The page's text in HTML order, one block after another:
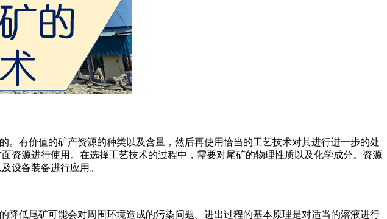
有价值的矿产资源的种类以及含量，然后再使用恰当的工艺技术对其进行进一步的处
资源进行使用。在选择工艺技术的过程中，需要对尾矿的物理性质以及化学成分。资源
设备装备进行应用。
低尾矿可能会对周围环境造成的污染问题。进出过程的基本原理是对适当的溶液进行